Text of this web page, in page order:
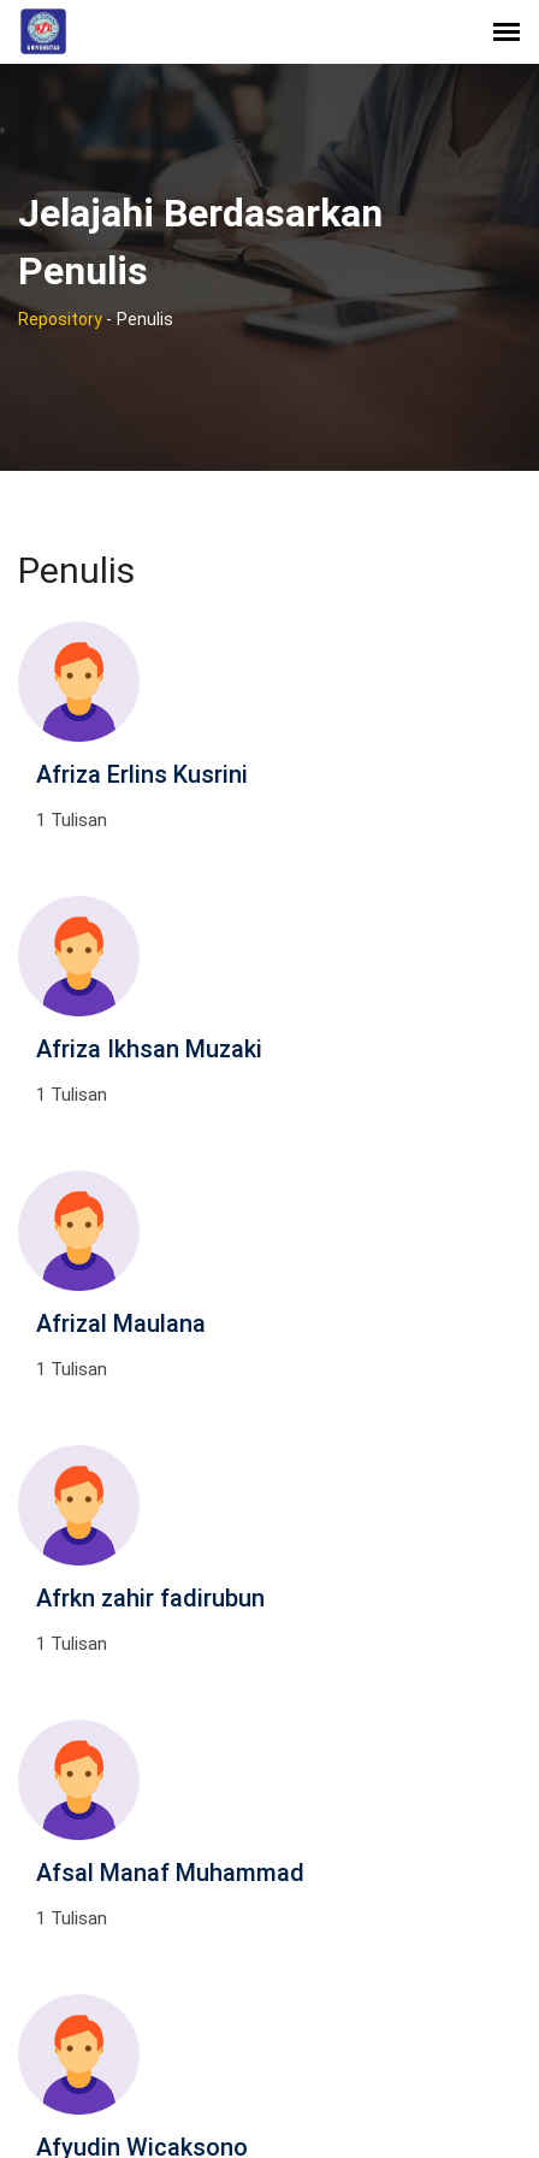
Jelajahi Berdasarkan
Penulis
Repository- Penulis
Penulis
Afriza Erlins Kusrini
1 Tulisan
Afriza Ikhsan Muzaki
1 Tulisan
Afrizal Maulana
1 Tulisan
Afrkn zahir fadirubun
1 Tulisan
Afsal Manaf Muhammad
1 Tulisan
Afyudin Wicaksono